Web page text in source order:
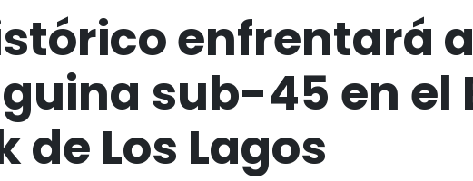
enfrentará
sub-45 en el
de Los Lagos